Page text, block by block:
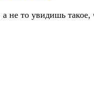
не то увидишь